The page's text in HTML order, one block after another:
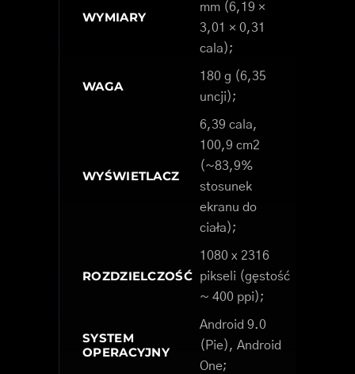
WYMIARY
mm (6,19 ×
3,01 × 0,31
cala);
WAGA
180 g (6,35
uncji);
WYŚWIETLACZ
6,39 cala,
100,9 cm2
(~83,9%
stosunek
ekranu do
ciała);
ROZDZIELCZOŚĆ
1080 x 2316
pikseli (gęstość
~ 400 ppi);
SYSTEM
OPERACYJNY
Android 9.0
(Pie), Android
One;